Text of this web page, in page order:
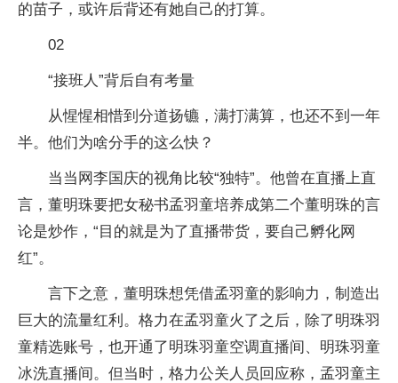
的苗子，或许后背还有她自己的打算。
02
“接班人”背后自有考量
从惺惺相惜到分道扬镳，满打满算，也还不到一年
半。他们为啥分手的这么快？
当当网李国庆的视角比较“独特”。他曾在直播上直
言，董明珠要把女秘书孟羽童培养成第二个董明珠的言
论是炒作，“目的就是为了直播带货，要自己孵化网
红”。
言下之意，董明珠想凭借孟羽童的影响力，制造出
巨大的流量红利。格力在孟羽童火了之后，除了明珠羽
童精选账号，也开通了明珠羽童空调直播间、明珠羽童
冰洗直播间。但当时，格力公关人员回应称，孟羽童主